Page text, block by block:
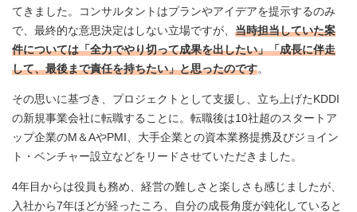
てきました。コンサルタントはプランやアイデアを提示するのみ
で、最終的な意思決定はしない立場ですが、 当時担当していた案
件については「全力でやり切って成果を出したい」「成長に伴走
して、最後まで責任を持ちたい」と思ったのです。
その思いに基づき、プロジェクトとして支援し、立ち上げたKDDI
の新規事業会社に転職することに。転職後は10社超のスタートア
ップ企業のM＆AやPMI、大手企業との資本業務提携及びジョイン
ト・ベンチャー設立などをリードさせていただきました。
4年目からは役員も務め、経営の難しさと楽しさも感じましたが、
入社から7年ほどが経ったころ、自分の成長角度が鈍化していると